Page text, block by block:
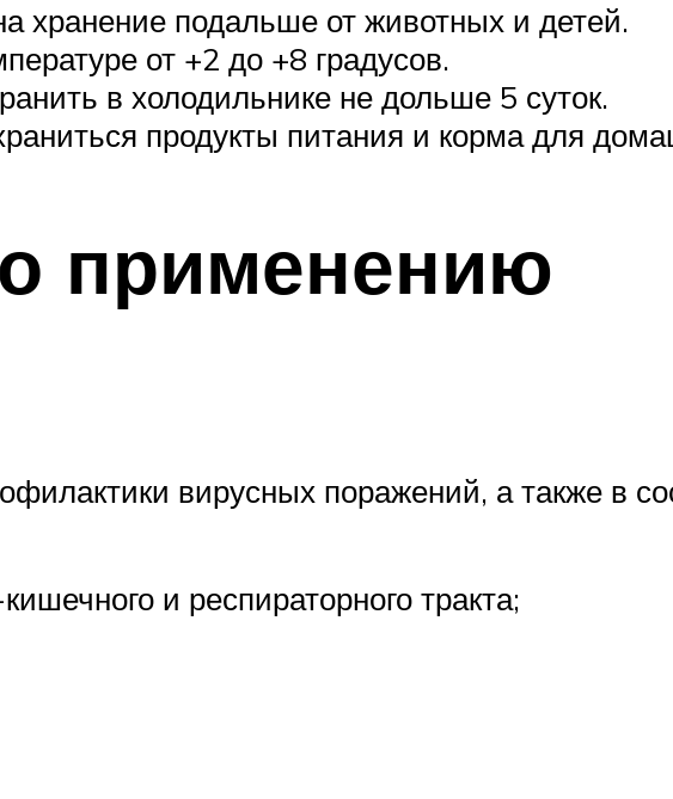
хранение подальше от животных и детей.
от +2 до +8 градусов.
в холодильнике не дольше 5 суток.
продукты питания и корма для
применению
вирусных поражений, а также в
и респираторного тракта;